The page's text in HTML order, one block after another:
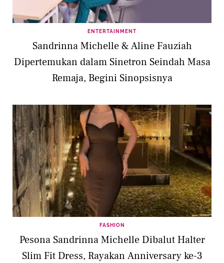
ENTERTAINMENT
Sandrinna Michelle & Aline Fauziah
Dipertemukan dalam Sinetron Seindah Masa
Remaja, Begini Sinopsisnya
FASHION
Pesona Sandrinna Michelle Dibalut Halter
Slim Fit Dress, Rayakan Anniversary ke-3